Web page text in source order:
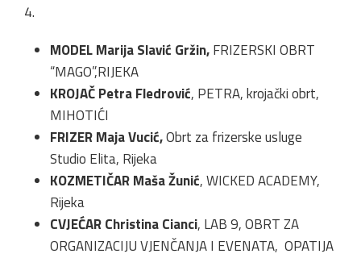
4.
MODEL Marija Slavić Gržin,FRIZERSKI OBRT
“MAGO”,RIJEKA
KROJAČ Petra Fledrović, PETRA, krojački obrt,
MIHOTIĆI
FRIZER Maja Vucić,Obrt za frizerske usluge
Studio Elita, Rijeka
KOZMETIČAR Maša Žunić, WICKED ACADEMY,
Rijeka
CVJEĆAR Christina Cianci, LAB 9, OBRT ZA
ORGANIZACIJU VJENČANJA I EVENATA, OPATIJA